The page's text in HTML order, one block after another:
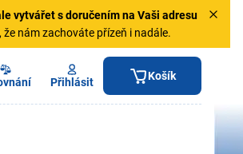
vytvářet s doručením na Vaši adresu
nám zachováte přízeň i nadále.
Přihlásit Košík